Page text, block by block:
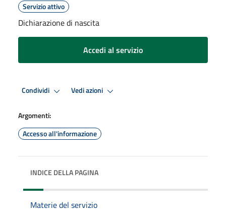
Servizio attivo
Dichiarazione di nascita
Accedi al servizio
Condividi Vedi azioni
Argomenti:
Accesso all'informazione
INDICE DELLA PAGINA
Materie del servizio